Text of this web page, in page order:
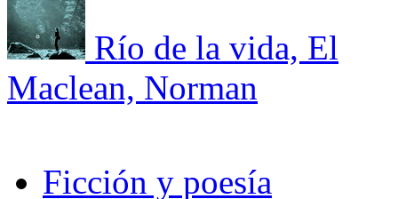
Río de la vida, El
Maclean, Norman
Ficción y poesía